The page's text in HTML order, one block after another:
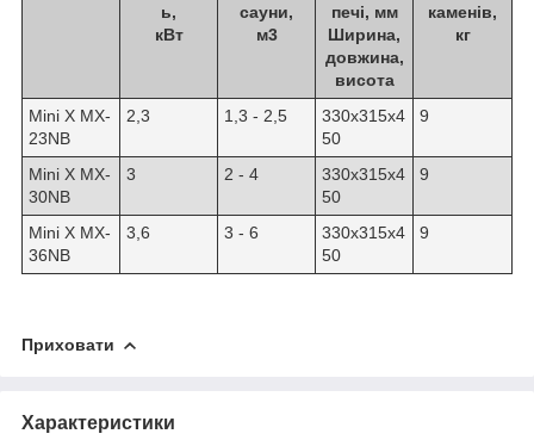
ь,
кВт
сауни,
м3
печі, мм
Ширина,
довжина,
висота
каменів,
кг
Mini X MX-
23NB
2,3 1,3 - 2,5
330x315x4
50
9
Mini X MX-
30NB
3 2 - 4
330x315x4
50
9
Mini X MX-
36NB
3,6 3 - 6
330x315x4
50
9
Приховати
Характеристики